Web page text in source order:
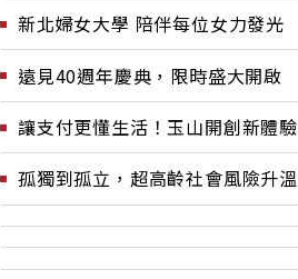
新北婦女大學 陪伴每位女力發光
遠見40週年慶典，限時盛大開啟
讓支付更懂生活！玉山開創新體驗
孤獨到孤立，超高齡社會風險升溫